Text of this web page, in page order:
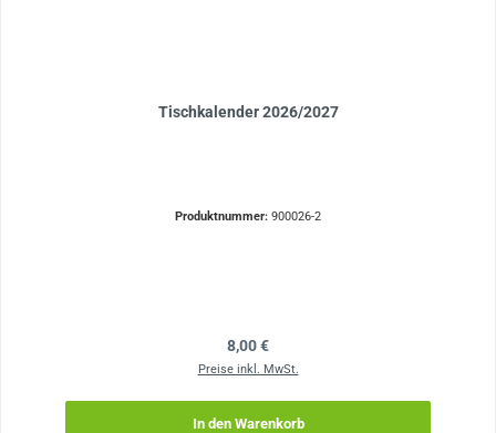
Tischkalender 2026/2027
Produktnummer: 900026-2
Regulärer Preis:
8,00 €
Preise inkl. MwSt.
In den Warenkorb